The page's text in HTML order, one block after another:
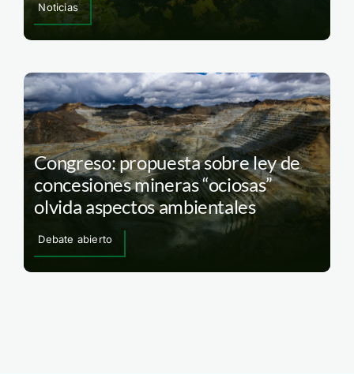
Noticias
Congreso: propuesta sobre ley de
concesiones mineras “ociosas”
olvida aspectos ambientales
Debate abierto